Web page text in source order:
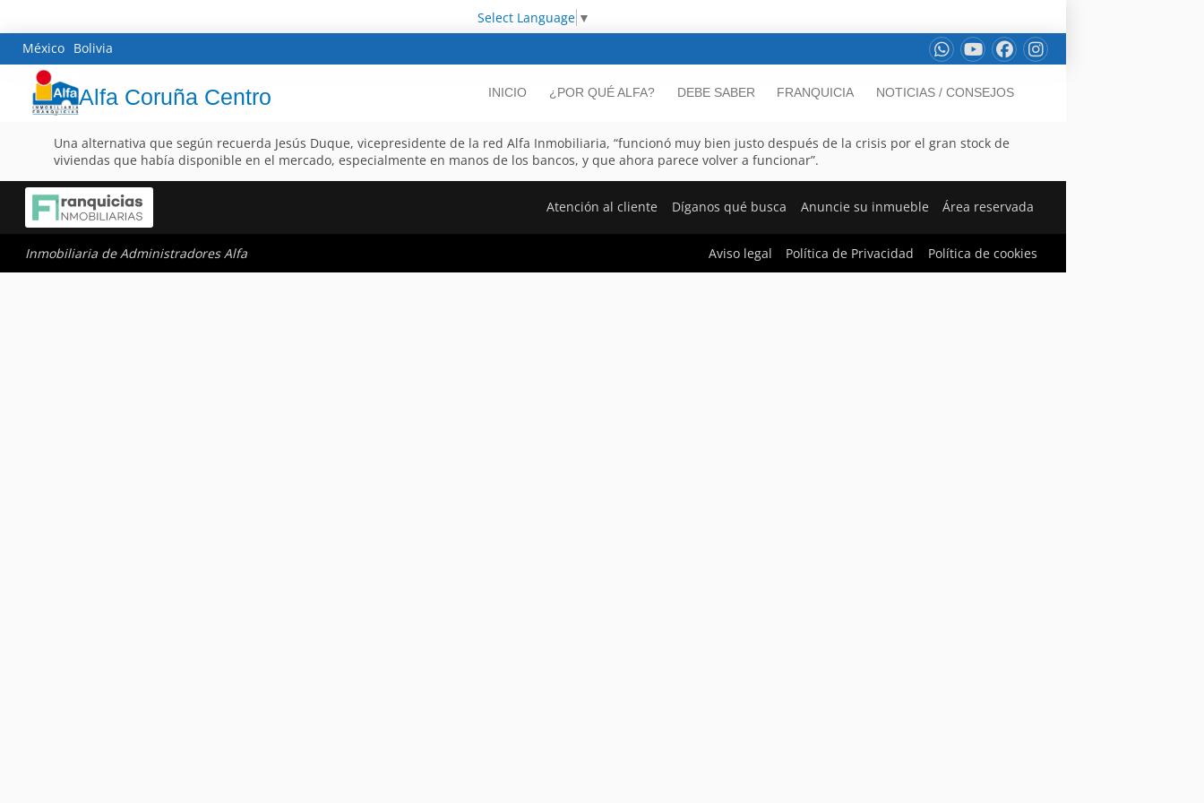
Select Language ▼
México Bolivia
Alfa Coruña Centro INICIO ¿POR QUÉ ALFA? DEBE SABER FRANQUICIA NOTICIAS / CONSEJOS
Una alternativa que según recuerda Jesús Duque, vicepresidente de la red Alfa Inmobiliaria, “funcionó muy bien justo después de la crisis por el gran stock de
viviendas que había disponible en el mercado, especialmente en manos de los bancos, y que ahora parece volver a funcionar”.
Atención al cliente Díganos qué busca Anuncie su inmueble Área reservada
Inmobiliaria de Administradores Alfa Aviso legal Política de Privacidad Política de cookies